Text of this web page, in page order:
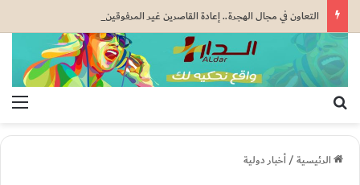
الرئيسية/أخبار دولية